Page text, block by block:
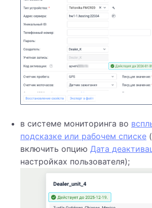
в системе мониторинга во
подсказке или рабочем списке
включить опцию Дата
настройках пользователя);